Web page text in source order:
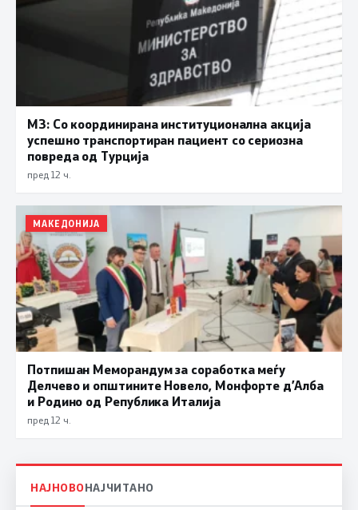
МЗ: Со координирана институционална акција
успешно транспортиран пациент со сериозна
повреда од Турција
пред 12 ч.
МАКЕДОНИЈА
Потпишан Меморандум за соработка меѓу
Делчево и општините Новело, Монфорте д’Алба
и Родино од Република Италија
пред 12 ч.
НАЈНОВОНАЈЧИТАНО